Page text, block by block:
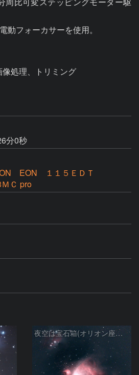
動フォーカサーを使用。
処理、トリミング
分0秒
EON １１５ＥＤＴ
Ｃ pro
夜空は宝石箱(オリオン座大星雲 M42) Seestar50